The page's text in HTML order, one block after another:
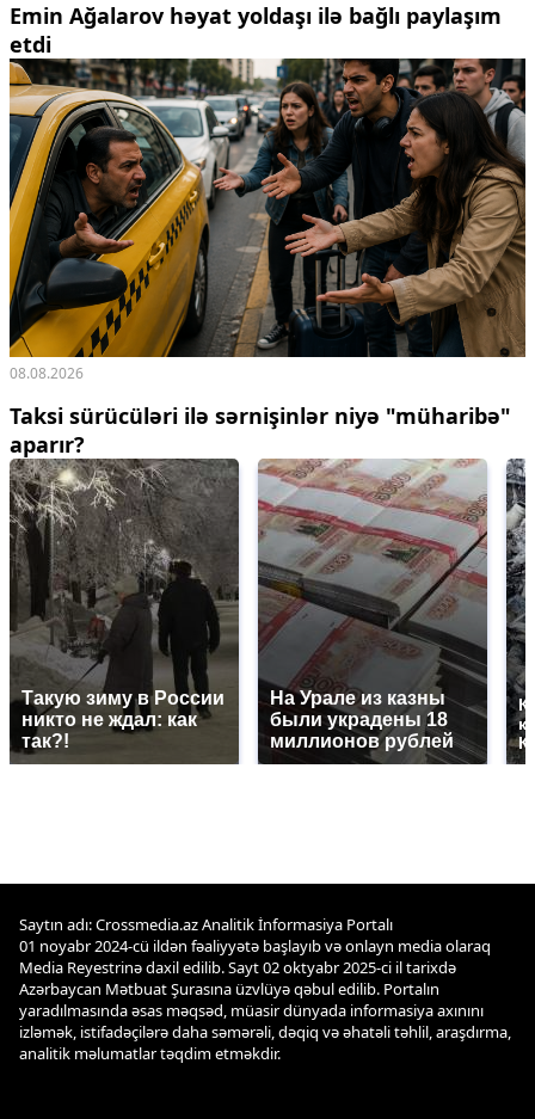
Emin Ağalarov həyat yoldaşı ilə bağlı paylaşım
etdi
08.08.2026
Taksi sürücüləri ilə sərnişinlər niyə "müharibə"
aparır?
Такую зиму в России
никто не ждал: как
так?!
На Урале из казны
были украдены 18
миллионов рублей
Saytın adı: Crossmedia.az Analitik İnformasiya Portalı
01 noyabr 2024-cü ildən fəaliyyətə başlayıb və onlayn media olaraq
Media Reyestrinə daxil edilib. Sayt 02 oktyabr 2025-ci il tarixdə
Azərbaycan Mətbuat Şurasına üzvlüyə qəbul edilib. Portalın
yaradılmasında əsas məqsəd, müasir dünyada informasiya axınını
izləmək, istifadəçilərə daha səmərəli, dəqiq və əhatəli təhlil, araşdırma,
analitik məlumatlar təqdim etməkdir.